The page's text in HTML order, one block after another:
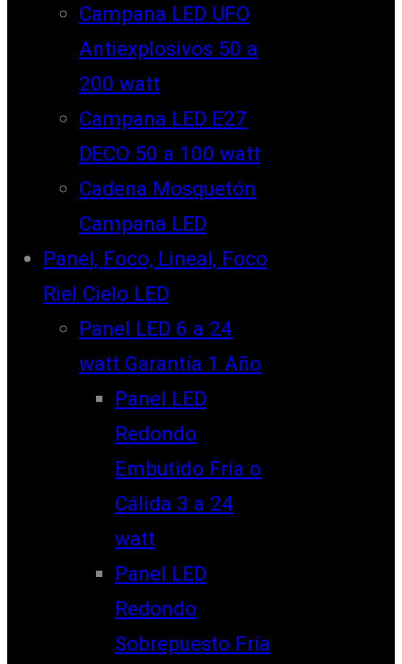
Campana LED UFO
Antiexplosivos 50 a
200 watt
Campana LED E27
DECO 50 a 100 watt
Cadena Mosquetón
Campana LED
Panel, Foco, Lineal, Foco
Riel Cielo LED
Panel LED 6 a 24
watt Garantía 1 Año
Panel LED
Redondo
Embutido Fría o
Cálida 3 a 24
watt
Panel LED
Redondo
Sobrepuesto Fría